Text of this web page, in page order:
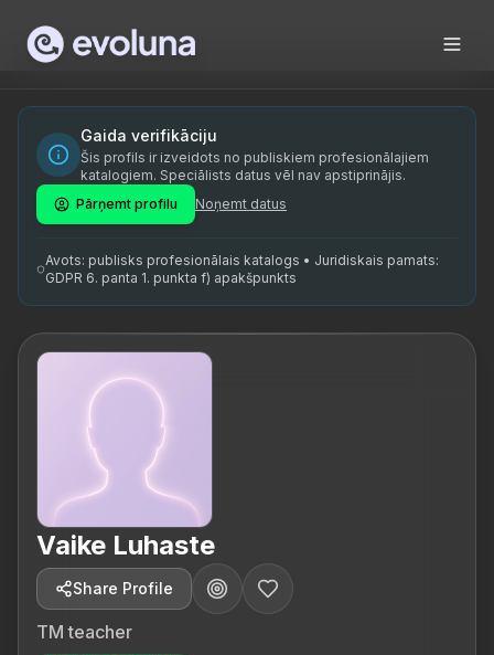
Vaike Luhaste is a certified Transcendental Meditation
Vaike Luhaste on spetsialiseerunud Transtsendentaalsele
meditatsiooniõpetaja, transtsendentaalne meditatsioon,
Gaida verifikāciju
Šis profils ir izveidots no publiskiem profesionālajiem
katalogiem. Speciālists datus vēl nav apstiprinājis.
Pārņemt profilu
Noņemt datus
Avots: publisks profesionālais katalogs • Juridiskais pamats:
GDPR 6. panta 1. punkta f) apakšpunkts
Vaike Luhaste
Share Profile
TM teacher